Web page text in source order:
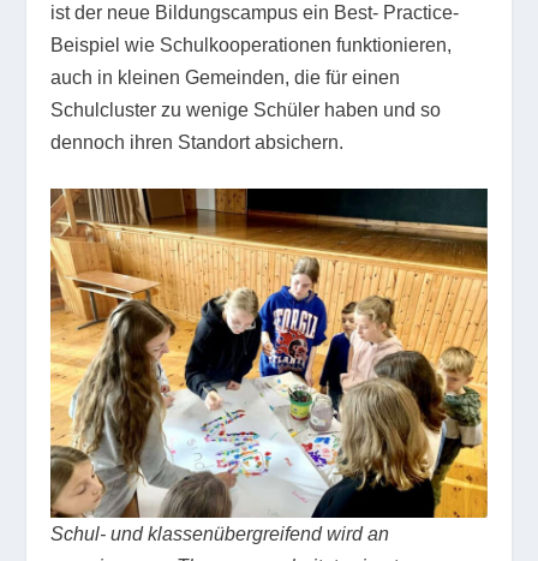
ist der neue Bildungscampus ein Best- Practice-
Beispiel wie Schulkooperationen funktionieren,
auch in kleinen Gemeinden, die für einen
Schulcluster zu wenige Schüler haben und so
dennoch ihren Standort absichern.
Schul- und klassenübergreifend wird an